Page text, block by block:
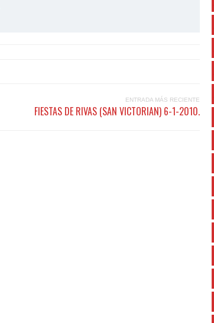
ENTRADA MÁS RECIENTE
FIESTAS DE RIVAS (SAN VICTORIAN) 6-1-2010.